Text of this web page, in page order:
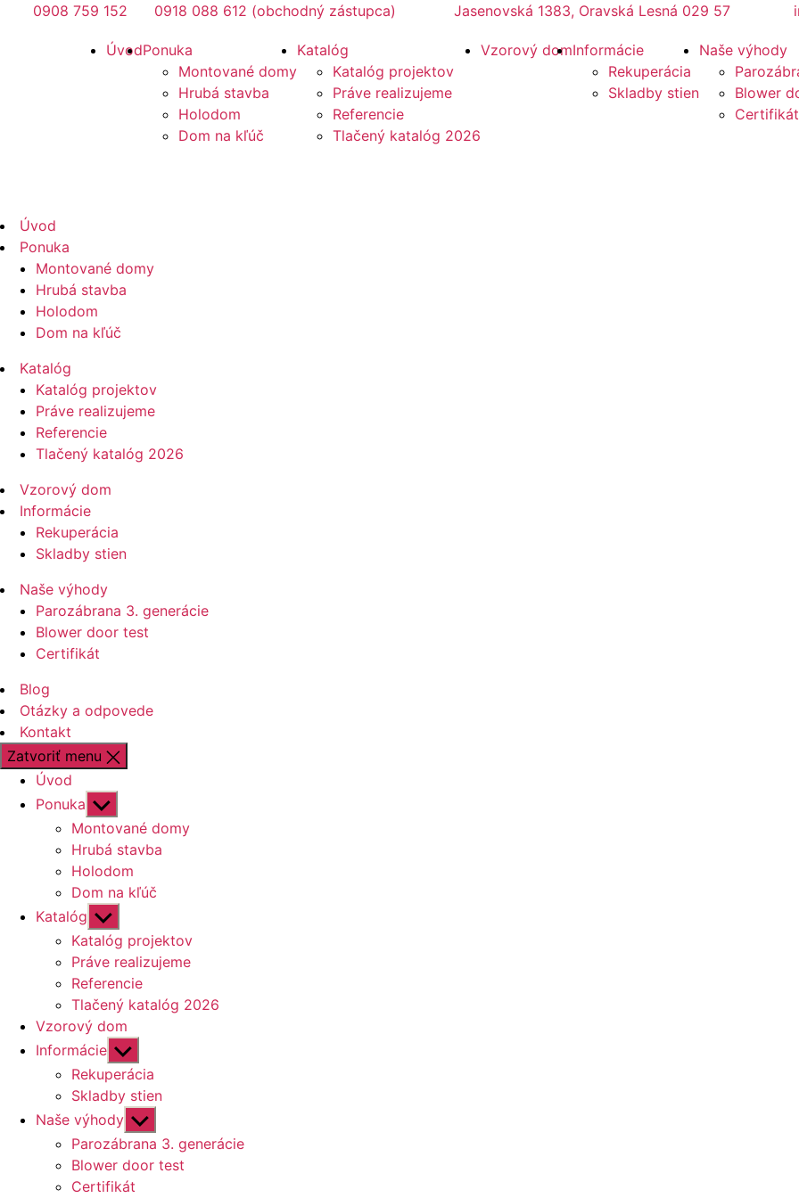
Preskočiť0908 759 152 0918 088 612 (obchodný zástupca) Jasenovská 1383, Oravská Lesná 029 57
Mirano
ÚvodPonuka
Montované domy
Hrubá stavba
Holodom
Dom na kľúč
Katalóg
Katalóg projektov
Práve realizujeme
Referencie
Tlačený katalóg 2026
Vzorový domInformácie
Rekuperácia
Skladby stien
Naše výhody
Blower
Certifikát
Úvod
Ponuka
Montované domy
Hrubá stavba
Holodom
Dom na kľúč
Katalóg
Katalóg projektov
Práve realizujeme
Referencie
Tlačený katalóg 2026
Vzorový dom
Informácie
Rekuperácia
Skladby stien
Naše výhody
Parozábrana 3. generácie
Blower door test
Certifikát
Blog
Otázky a odpovede
Kontakt
Zatvoriť menu
Úvod
Ponuka Zobraziť
druhú
úroveň
navigácie
Montované domy
Hrubá stavba
Holodom
Dom na kľúč
Katalóg Zobraziť
druhú
úroveň
navigácie
Katalóg projektov
Práve realizujeme
Referencie
Tlačený katalóg 2026
Vzorový dom
Informácie Zobraziť
druhú
úroveň
navigácie
Rekuperácia
Skladby stien
Naše výhody Zobraziť
druhú
úroveň
navigácie
Parozábrana 3. generácie
Blower door test
Certifikát